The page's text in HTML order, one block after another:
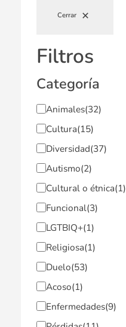
Cerrar
Filtros
Categoría
Animales(32)
Cultura(15)
Diversidad(37)
Autismo(2)
Cultural o étnica(1)
Funcional(3)
LGTBIQ+(1)
Religiosa(1)
Duelo(53)
Acoso(1)
Enfermedades(9)